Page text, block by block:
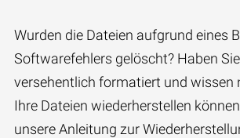
Wurden die Dateien aufgrund eines
Softwarefehlers gelöscht? Haben
versehentlich formatiert und wissen
Ihre Dateien wiederherstellen
unsere Anleitung zur